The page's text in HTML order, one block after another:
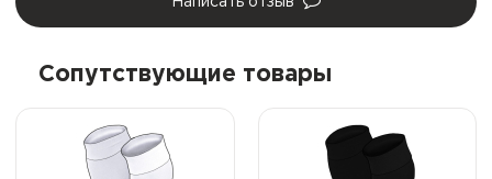
Сопутствующие товары